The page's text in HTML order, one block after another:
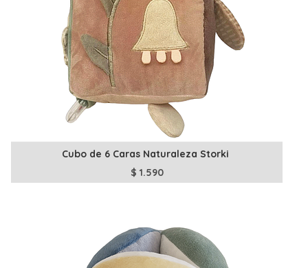
Cubo de 6 Caras Naturaleza Storki
$ 1.590